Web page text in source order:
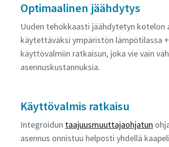
Optimaalinen jäähdytys
Uuden tehokkaasti jäähdytetyn
käytettäväksi ympäristön lämpötilassa
käyttövalmiin ratkaisun, joka vie vain
asennuskustannuksia.
Käyttövalmis ratkaisu
Integroidun taajuusmuuttajaohjatun
asennus onnistuu helposti yhdellä